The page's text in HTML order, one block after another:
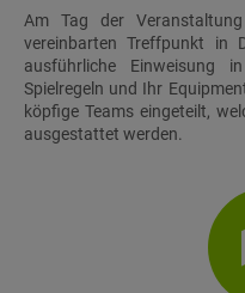
Am Tag der
vereinbarten Treffpunkt in
ausführliche Einweisung
Spielregeln und Ihr
köpfige Teams eingeteilt,
ausgestattet werden.